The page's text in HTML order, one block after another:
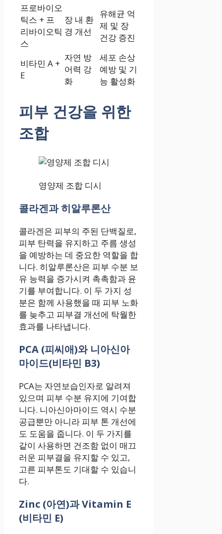
프로바이오
틱스 + 프
리바이오틱
스
장 내 환
경 개선
유해균 억
제 및 장
건강 증진
비타민 A +
E
자연 방
어력 강
화
세포 손상
예방 및 기
능 활성화
피부 건강을 위한
조합
영양제 조합 디시
콜라겐과 히알루론산
콜라겐은 피부의 주된 단백질로,
피부 탄력을 유지하고 주름 생성
을 예방하는 데 중요한 역할을 합
니다. 히알루론산은 피부 수분 보
유 능력을 증가시켜 촉촉함과 윤
기를 부여합니다. 이 두 가지 성
분은 함께 사용했을 때 피부 노화
를 늦추고 피부결 개선에 탁월한
효과를 나타냅니다.
PCA (피씨애)와 니아신아
마이드(비타민 B3)
PCA는 자연보습인자로 알려져
있으며 피부 수분 유지에 기여합
니다. 니아신아마이드 역시 수분
공급뿐만 아니라 피부 톤 개선에
도 도움을 줍니다. 이 두 가지를
같이 사용하면 건조함 없이 매끄
러운 피부결을 유지할 수 있고,
고른 피부톤도 기대할 수 있습니
다.
Zinc (아연)과 Vitamin E
(비타민 E)